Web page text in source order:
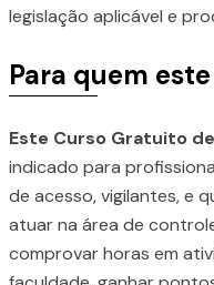
legislação aplicável e
Para quem
Este Curso Gratuito
indicado para
de acesso, vigilantes, e
atuar na área de
comprovar horas em